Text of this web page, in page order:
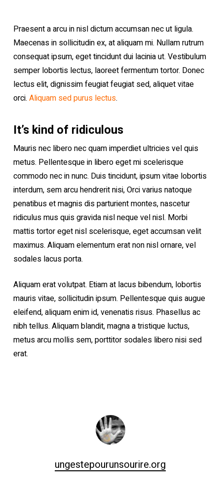
Praesent a arcu in nisl dictum accumsan nec ut ligula.
Maecenas in sollicitudin ex, at aliquam mi. Nullam rutrum
consequat ipsum, eget tincidunt dui lacinia ut. Vestibulum
semper lobortis lectus, laoreet fermentum tortor. Donec
lectus elit, dignissim feugiat feugiat sed, aliquet vitae
orci. Aliquam sed purus lectus.
It’s kind of ridiculous
Mauris nec libero nec quam imperdiet ultricies vel quis
metus. Pellentesque in libero eget mi scelerisque
commodo nec in nunc. Duis tincidunt, ipsum vitae lobortis
interdum, sem arcu hendrerit nisi, Orci varius natoque
penatibus et magnis dis parturient montes, nascetur
ridiculus mus quis gravida nisl neque vel nisl. Morbi
mattis tortor eget nisl scelerisque, eget accumsan velit
maximus. Aliquam elementum erat non nisl ornare, vel
sodales lacus porta.
Aliquam erat volutpat. Etiam at lacus bibendum, lobortis
mauris vitae, sollicitudin ipsum. Pellentesque quis augue
eleifend, aliquam enim id, venenatis risus. Phasellus ac
nibh tellus. Aliquam blandit, magna a tristique luctus,
metus arcu mollis sem, porttitor sodales libero nisi sed
erat.
ungestepourunsourire.org